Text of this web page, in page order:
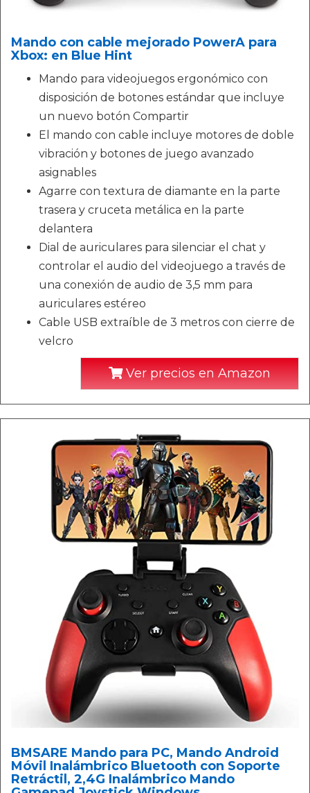
Mando con cable mejorado PowerA para
Xbox: en Blue Hint
Mando para videojuegos ergonómico con
disposición de botones estándar que incluye
un nuevo botón Compartir
El mando con cable incluye motores de doble
vibración y botones de juego avanzado
asignables
Agarre con textura de diamante en la parte
trasera y cruceta metálica en la parte
delantera
Dial de auriculares para silenciar el chat y
controlar el audio del videojuego a través de
una conexión de audio de 3,5 mm para
auriculares estéreo
Cable USB extraíble de 3 metros con cierre de
velcro
Ver precios en Amazon
BMSARE Mando para PC, Mando Android
Móvil Inalámbrico Bluetooth con Soporte
Retráctil, 2,4G Inalámbrico Mando